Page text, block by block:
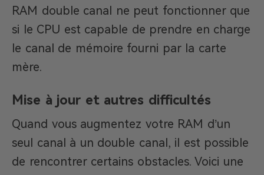
RAM double canal ne peut fonctionner que
si le CPU est capable de prendre en charge
le canal de mémoire fourni par la carte
mère.
Mise à jour et autres difficultés
Quand vous augmentez votre RAM d’un
seul canal à un double canal, il est possible
de rencontrer certains obstacles. Voici une